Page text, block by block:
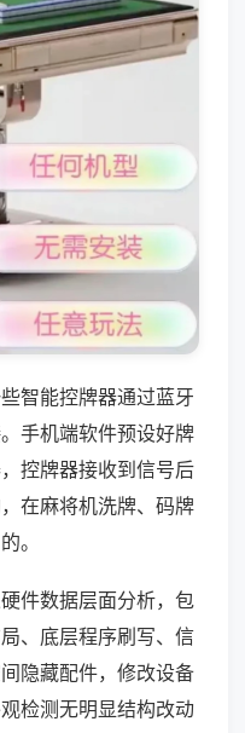
智能控牌器通过蓝牙
手机端软件预设好牌
控牌器接收到信号后
在麻将机洗牌、码牌
。
件数据层面分析，包
、底层程序刷写、信
隐藏配件，修改设备
检测无明显结构改动